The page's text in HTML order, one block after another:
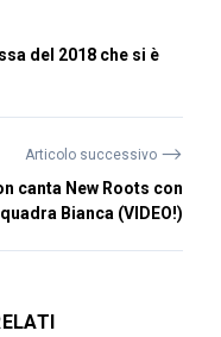
del 2018 che si è
Articolo successivo ⟶
canta New Roots con
Bianca (VIDEO!)